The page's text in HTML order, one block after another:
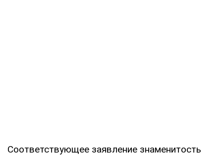
Соответствующее заявление знаменитость